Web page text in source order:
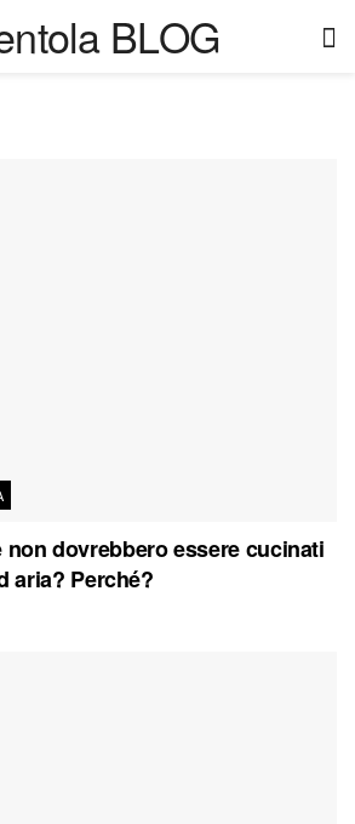
dovrebbero essere cucinati
aria? Perché?